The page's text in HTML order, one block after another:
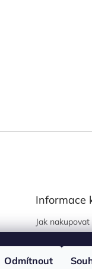
Odmítnout
Informace
Jak nakupovat
Podmínky
údajů